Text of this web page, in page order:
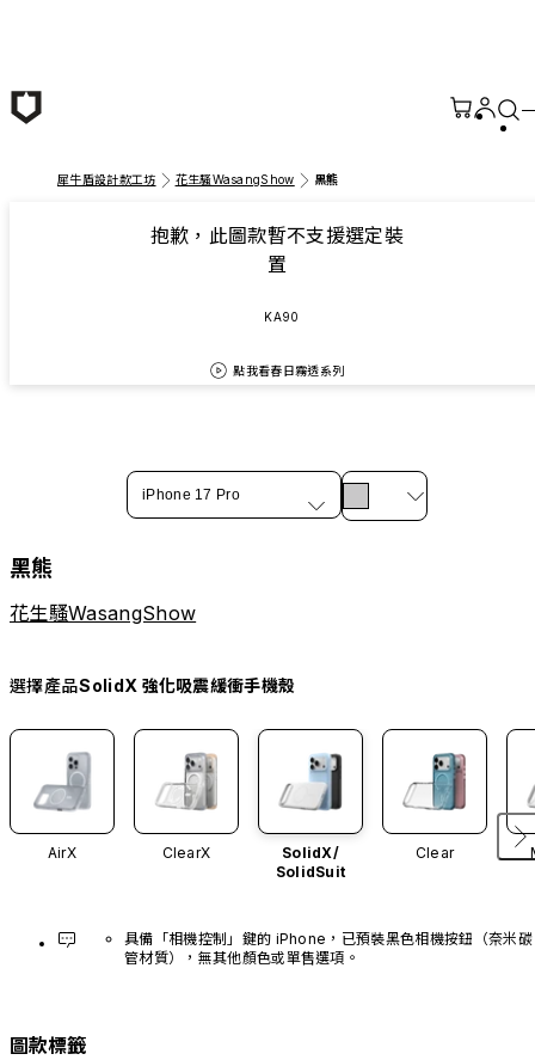
犀牛盾設計款工坊 花生騷WasangShow 黑熊
抱歉，此圖款暫不支援選定裝
置
KA90
點我看春日霧透系列
iPhone 17 Pro
黑熊
花生騷WasangShow
選擇產品SolidX 強化吸震緩衝手機殼
AirX ClearX
SolidX/
SolidSuit
Clear
具備「相機控制」鍵的 iPhone，已預裝黑色相機按鈕（奈米碳
管材質），無其他顏色或單售選項。
圖款標籤